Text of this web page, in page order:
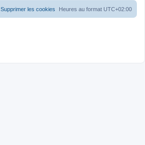
Heures au format UTC+02:00
Supprimer les cookies